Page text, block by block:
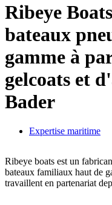
Ribeye
bateaux
gamme à
gelcoats et
Bader
Expertise maritime
Ribeye boats est un
bateaux familiaux haut de
travaillent en partenariat